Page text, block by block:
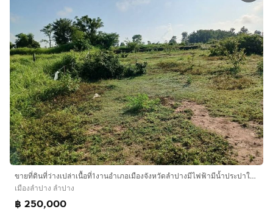
ขายที่ดินที่ว่างเปล่าเนื้อที่1งานอำเภอเมืองจังหวัดลำปางมีไฟฟ้ามีน้ำประปาในชุมชนบ้านโทกหัวช้างตำบลพระบาทห่างตัวเมืองลำปางไป5กิโลราคา250000 สน
เมืองลำปาง ลำปาง
฿ 250,000